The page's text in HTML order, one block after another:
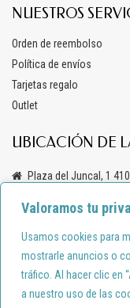
Valoramos tu
Usamos cookies para
mostrarle anuncios o
tráfico. Al hacer clic en
a nuestro uso de las
NUESTROS
Orden de reembolso
Política de envíos
Tarjetas regalo
Outlet
UBICACIÓN DE
Plaza del Juncal, 1
shortcode.es